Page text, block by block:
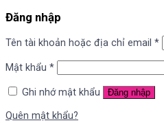
Đăng nhập
Tên tài khoản hoặc địa chỉ email *
Mật khẩu *
Ghi nhớ mật khẩu Đăng nhập
Quên mật khẩu?